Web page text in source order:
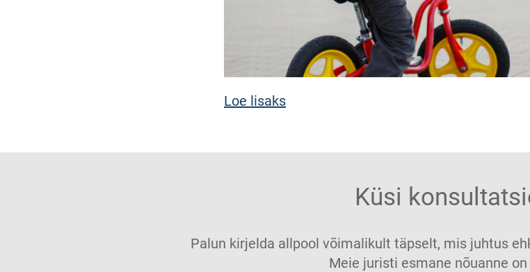
Loe lisaks
Küsi
Palun kirjelda allpool võimalikult täpselt, mis juhtus
Meie juristi esmane nõuanne